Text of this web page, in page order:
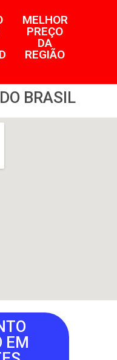
MELHOR
PREÇO
DA
REGIÃO
BRASIL
EM